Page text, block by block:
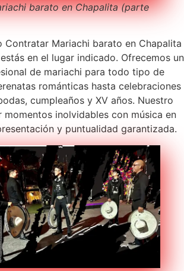
barato en Chapalita (parte
Contratar Mariachi barato en Chapalita
en el lugar indicado. Ofrecemos un
de mariachi para todo tipo de
románticas hasta celebraciones
cumpleaños y XV años. Nuestro
inolvidables con música en
y puntualidad garantizada.